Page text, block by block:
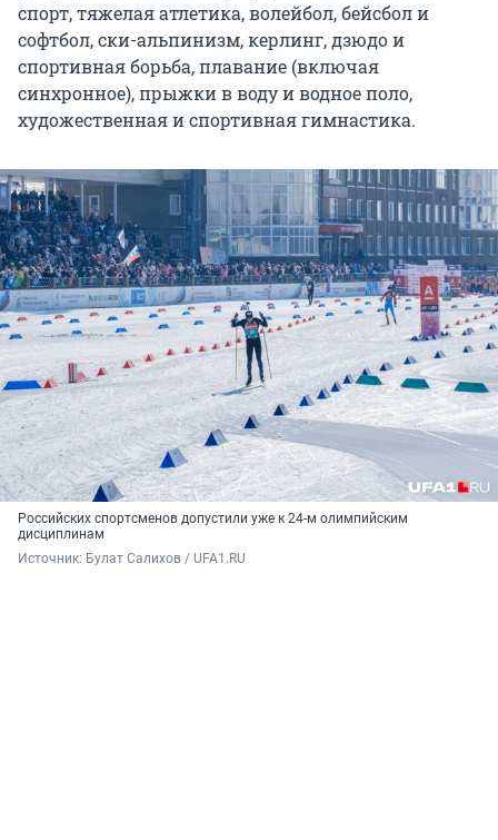
спорт, тяжелая атлетика, волейбол, бейсбол и
софтбол, ски-альпинизм, керлинг, дзюдо и
спортивная борьба, плавание (включая
синхронное), прыжки в воду и водное поло,
художественная и спортивная гимнастика.
Российских спортсменов допустили уже к 24-м олимпийским
дисциплинам
Источник: Булат Салихов / UFA1.RU